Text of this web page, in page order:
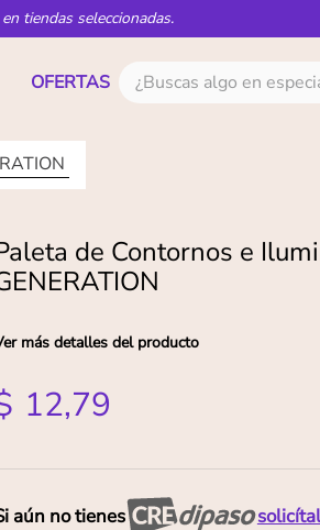
tiendas seleccionadas.
OFERTAS ¿Buscas algo en especial?
de Contornos e
más detalles del producto
12,79
aún no tienes